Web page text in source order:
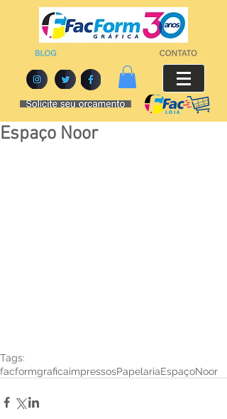
Espaço Noor
Tags:
facformgraficaimpressosPapelariaEspaçoNoor